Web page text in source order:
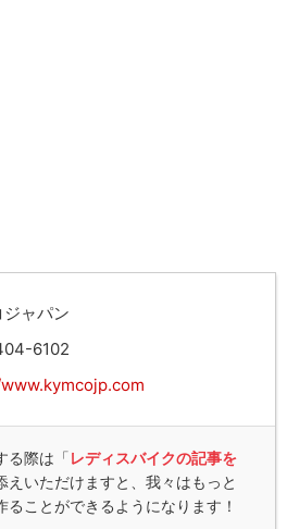
ジャパン
6102
る際は「 レディスバイクの記事を
えいただけますと、我々はもっと
ることができるようになります！